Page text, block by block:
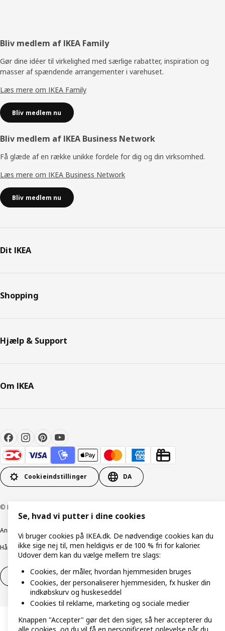
Footer
Bliv medlem af IKEA Family
Gør dine idéer til virkelighed med særlige rabatter, inspiration og
masser af spændende arrangementer i varehuset.
Læs mere om IKEA Family
Bliv medlem nu
Bliv medlem af IKEA Business Network
Få glæde af en række unikke fordele for dig og din virksomhed.
Læs mere om IKEA Business Network
Bliv medlem nu
Dit IKEA
Shopping
Hjælp & Support
Om IKEA
Cookieindstillinger DA
© Inter IKEA Systems B.V. 1999-2026
Ansvarlig rapportering
Håndtering af persondataSalgs- og leveringsbetingelser
Fortryd dit køb Fortryd dit køb af service
Se, hvad vi putter i dine cookies
Vi bruger cookies på IKEA.dk. De nødvendige cookies kan du
ikke sige nej til, men heldigvis er de 100 % fri for kalorier.
Udover dem kan du vælge mellem tre slags:
Cookies, der måler, hvordan hjemmesiden bruges
Cookies, der personaliserer hjemmesiden, fx husker din
indkøbskurv og huskeseddel
Cookies til reklame, marketing og sociale medier
Knappen "Accepter" gør det den siger, så her accepterer du